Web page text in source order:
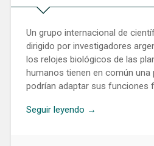
Un grupo internacional de
dirigido por investigadores
los relojes biológicos de las
humanos tienen en común una
podrían adaptar sus funciones
Seguir leyendo →